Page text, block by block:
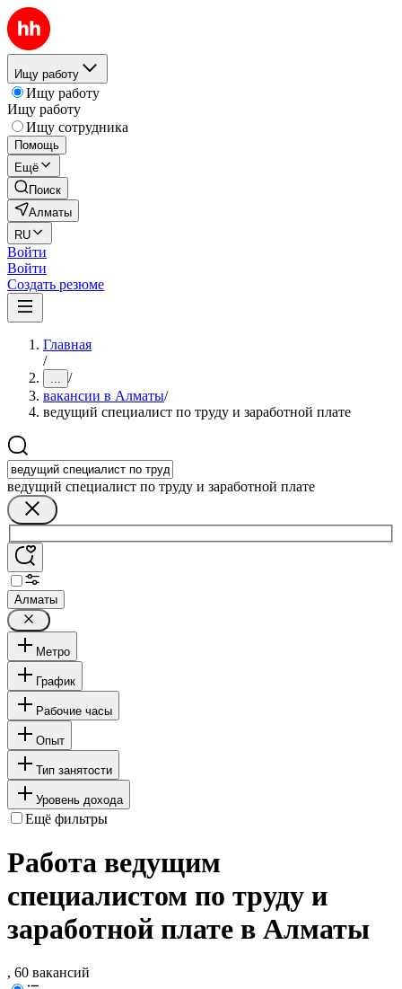
Ищу работу
Ищу работу
Ищу работу
Ищу сотрудника
Помощь
Ещё
Поиск
Алматы
RU
Войти
Войти
Создать резюме
Главная
/
... /
вакансии в Алматы/
ведущий специалист по труду и заработной плате
ведущий специалист по труду и заработной плате
Алматы
Метро
График
Рабочие часы
Опыт
Тип занятости
Уровень дохода
Ещё фильтры
Работа ведущим
специалистом по труду и
заработной плате в Алматы
, 60 вакансий